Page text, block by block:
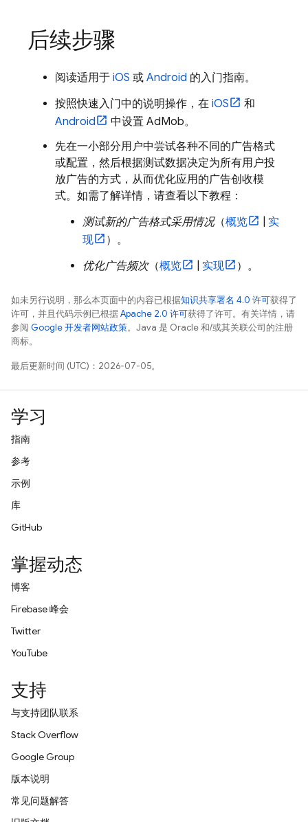
后续步骤
阅读适用于 iOS 或 Android 的入门指南。
按照快速入门中的说明操作，在 iOS
和
Android
中设置 AdMob。
先在一小部分用户中尝试各种不同的广告格式
或配置，然后根据测试数据决定为所有用户投
放广告的方式，从而优化应用的广告创收模
式。如需了解详情，请查看以下教程：
测试新的广告格式采用情况（概览
实
现
）。
优化广告频次（概览 实现 ）。
如未另行说明，那么本页面中的内容已根据知识共享署名 4.0 许可获得了
许可，并且代码示例已根据Apache 2.0 许可获得了许可。有关详情，请
参阅 Google 开发者网站政策。Java 是 Oracle 和/或其关联公司的注册
商标。
最后更新时间 (UTC)：2026-07-05。
学习
指南
参考
示例
库
GitHub
掌握动态
博客
Firebase 峰会
Twitter
YouTube
支持
与支持团队联系
Stack Overflow
Google Group
版本说明
常见问题解答